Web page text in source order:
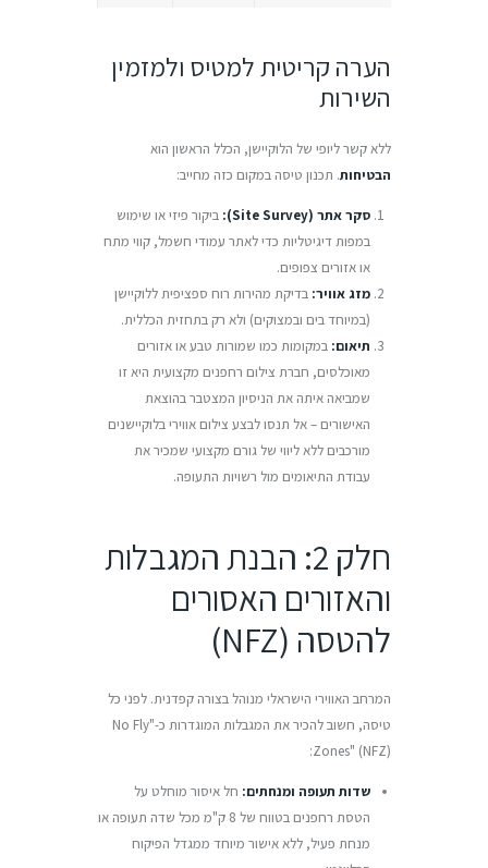
הערה קריטית למטיס ולמזמין
השירות
ללא קשר ליופי של הלוקיישן, הכלל הראשון הוא
הבטיחות. תכנון טיסה במקום כזה מחייב:
סקר אתר (Site Survey):
ביקור פיזי או שימוש
במפות דיגיטליות כדי לאתר עמודי חשמל, קווי מתח
או אזורים צפופים.
מזג אוויר: בדיקת מהירות רוח ספציפית ללוקיישן
(במיוחד בים ובמצוקים) ולא רק בתחזית הכללית.
תיאום: במקומות כמו שמורות טבע או אזורים
מאוכלסים, חברת צילום רחפנים מקצועית היא זו
שמביאה איתה את הניסיון המצטבר בהוצאת
האישורים – אל תנסו לבצע צילום אווירי בלוקיישנים
מורכבים ללא ליווי של גורם מקצועי שמכיר את
עבודת התיאומים מול רשויות התעופה.
חלק 2: הבנת המגבלות
והאזורים האסורים
להטסה (NFZ)
המרחב האווירי הישראלי מנוהל בצורה קפדנית. לפני כל
טיסה, חשוב להכיר את המגבלות המוגדרות כ-"No Fly
Zones" (NFZ):
שדות תעופה ומנחתים: חל איסור מוחלט על
הטסת רחפנים בטווח של 8 ק"מ מכל שדה תעופה או
מנחת פעיל, ללא אישור מיוחד ממגדל הפיקוח